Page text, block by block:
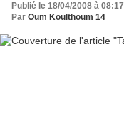
Publié le 18/04/2008 à 08:17
Par Oum Koulthoum 14